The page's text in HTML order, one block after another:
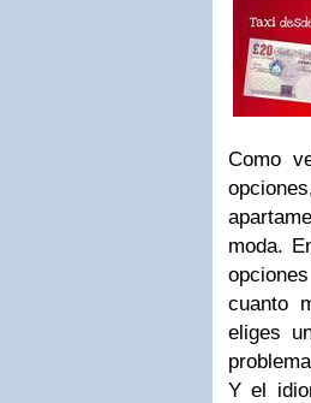
Como
moda.
cuanto
eliges
Y el